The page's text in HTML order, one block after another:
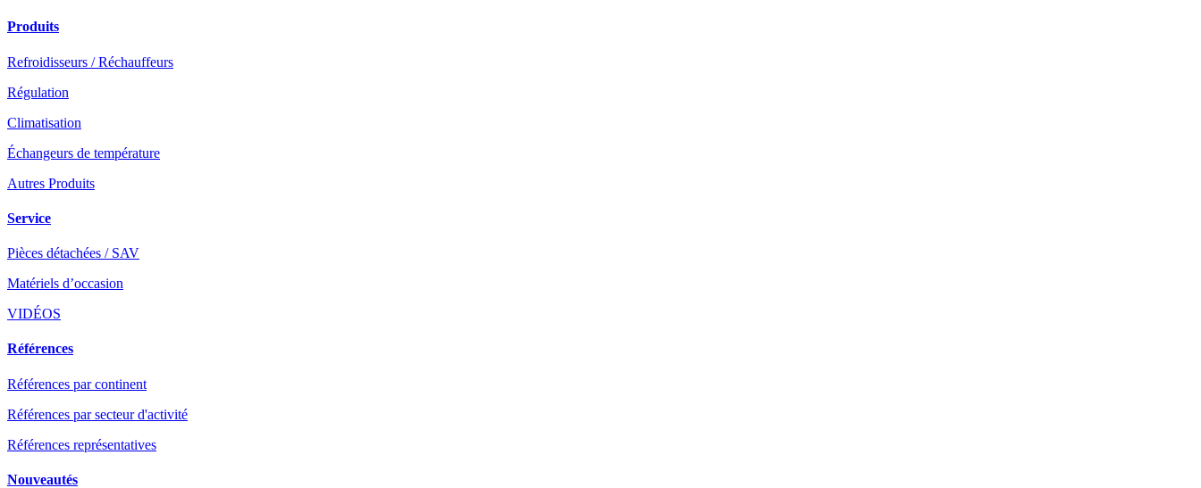
Produits
Refroidisseurs / Réchauffeurs
Régulation
Climatisation
Échangeurs de température
Autres Produits
Service
Pièces détachées / SAV
Matériels d’occasion
VIDÉOS
Références
Références par continent
Références par secteur d'activité
Références représentatives
Nouveautés